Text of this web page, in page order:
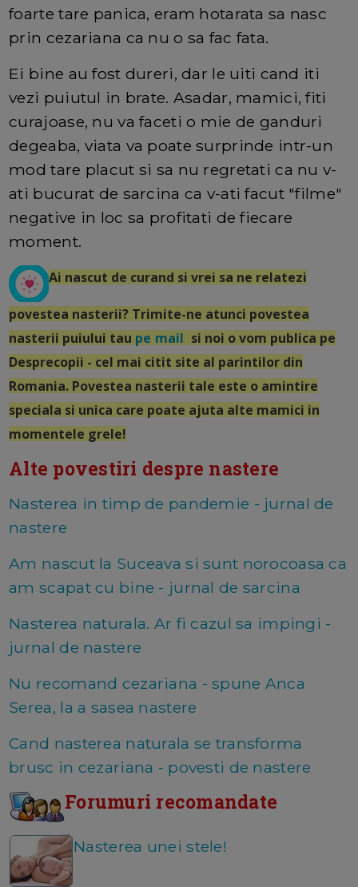
foarte tare panica, eram hotarata sa nasc
prin cezariana ca nu o sa fac fata.
Ei bine au fost dureri, dar le uiti cand iti
vezi puiutul in brate. Asadar, mamici, fiti
curajoase, nu va faceti o mie de ganduri
degeaba, viata va poate surprinde intr-un
mod tare placut si sa nu regretati ca nu v-
ati bucurat de sarcina ca v-ati facut "filme"
negative in loc sa profitati de fiecare
moment.
Ai nascut de curand si vrei sa ne relatezi
povestea nasterii? Trimite-ne atunci povestea
nasterii puiului tau pe mail si noi o vom publica pe
Desprecopii - cel mai citit site al parintilor din
Romania. Povestea nasterii tale este o amintire
speciala si unica care poate ajuta alte mamici in
momentele grele!
Alte povestiri despre nastere
Nasterea in timp de pandemie - jurnal de
nastere
Am nascut la Suceava si sunt norocoasa ca
am scapat cu bine - jurnal de sarcina
Nasterea naturala. Ar fi cazul sa impingi -
jurnal de nastere
Nu recomand cezariana - spune Anca
Serea, la a sasea nastere
Cand nasterea naturala se transforma
brusc in cezariana - povesti de nastere
Forumuri recomandate
Nasterea unei stele!